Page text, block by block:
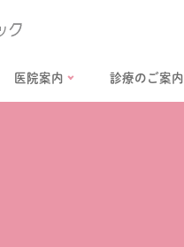
医院案内 診療のご案内